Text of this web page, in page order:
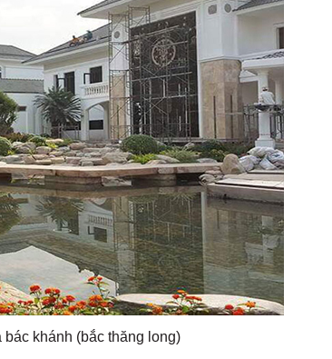
bác khánh (bắc thăng long)